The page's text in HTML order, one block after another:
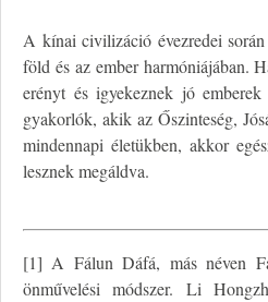
A kínai civilizáció évezredei
föld és az ember harmóniájában.
erényt és igyekeznek jó
gyakorlók, akik az Őszinteség,
mindennapi életükben, akkor
lesznek megáldva.
[1] A Fálun Dáfá, más néven
önművelési módszer. Li